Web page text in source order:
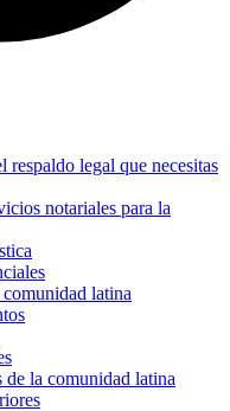
respaldo legal que necesitas
notariales para la
latina
de la comunidad latina